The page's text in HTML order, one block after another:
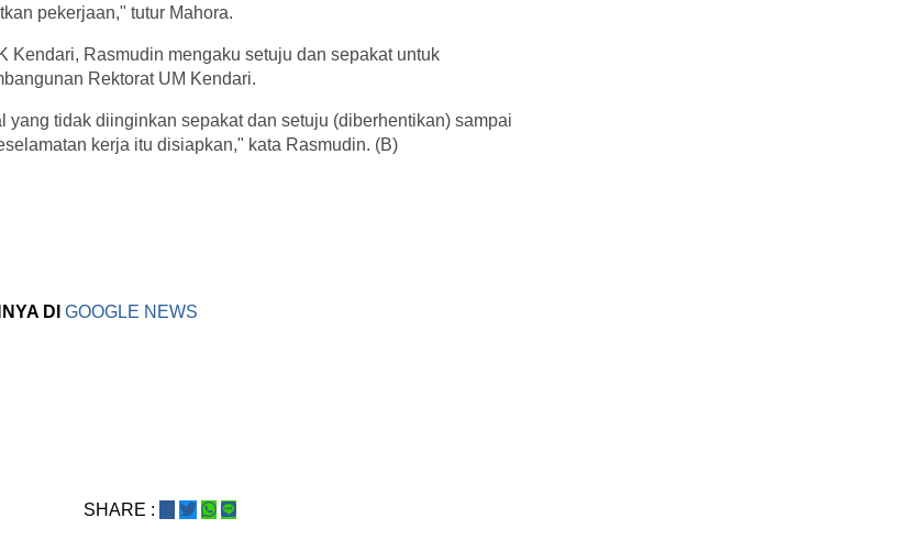
pekerjaan," tutur Mahora.
Kendari, Rasmudin mengaku setuju dan sepakat untuk
Rektorat UM Kendari.
yang tidak diinginkan sepakat dan setuju (diberhentikan) sampai
kerja itu disiapkan," kata Rasmudin. (B)
DI GOOGLE NEWS
SHARE :